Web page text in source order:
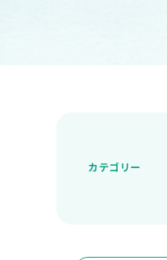
カテゴリー